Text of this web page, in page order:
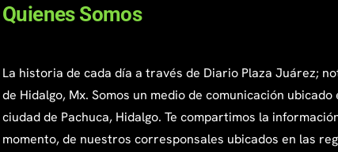
Quienes Somos
La historia de cada día a través de Diario Plaza Juárez;
de Hidalgo, Mx. Somos un medio de comunicación ubicado
ciudad de Pachuca, Hidalgo. Te compartimos la
momento, de nuestros corresponsales ubicados en las